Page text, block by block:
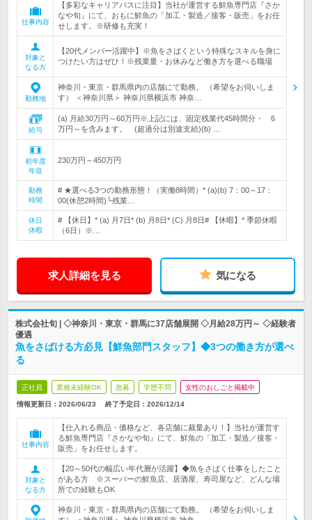
仕事内容
【多彩なキャリアパスに注目】当社が運営する鮮魚専門店『さか
なや旬』にて、おもに鮮魚の「加工・製造／接客・販売」をお任
せします。※研修も充実！
対象と
なる方
【20代メンバー活躍中】※魚をさばくという特殊なスキルを身に
つけたい方はぜひ！※残業量・お休みなど働き方を選べる職場
勤務地
神奈川・東京・群馬県内の店舗にて勤務。 （希望をお伺いしま
す） ＜神奈川県＞ 神奈川県横浜市 神奈…
給与
(a) 月給30万円～60万円※上記には、固定残業代45時間分・ 6
万円～を含みます。 (超過分は別途支給)(b) …
初年度
年収
230万円～450万円
勤務
時間
# ★選べる3つの勤務形態！（実働8時間）* (a)(b) 7：00～17：
00(休憩2時間)└残業…
休日
休暇
# 【休日】* (a) 月7日* (b) 月8日* (C) 月8日# 【休暇】* 季節休暇
（6日）※…
求人詳細を見る 気になる
株式会社旬 | ◇神奈川・東京・群馬に37店舗展開 ◇月給28万円～ ◇経験者
優遇
魚をさばける方必見【鮮魚部門スタッフ】◆3つの働き方が選べ
る
正社員 業種未経験OK 急募 学歴不問 女性のおしごと掲載中
情報更新日：2026/06/23 終了予定日： 2026/12/14
仕事内容
【仕入れる商品・価格など、各店舗に裁量あり！】当社が運営す
る鮮魚専門店『さかなや旬』にて、鮮魚の「加工・製造／接客・
販売」をお任せします。
対象と
なる方
【20～50代の幅広い年代層が活躍】◆魚をさばく仕事をしたこと
がある方 ※スーパーの鮮魚店、居酒屋、寿司屋など、どんな場
所での経験もOK
神奈川・東京・群馬県内の店舗にて勤務。 （希望をお伺いしま